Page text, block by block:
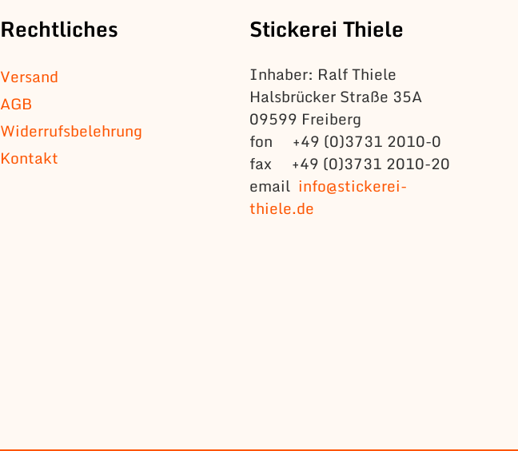
Rechtliches
Versand
AGB
Widerrufsbelehrung
Kontakt
Stickerei Thiele
Inhaber: Ralf Thiele
Halsbrücker Straße 35A
09599 Freiberg
fon +49 (0)3731 2010-0
fax +49 (0)3731 2010-20
email info@stickerei-
thiele.de